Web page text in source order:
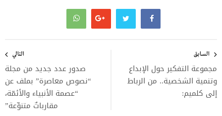
المقالات
السابق
مجموعة التفكير حول الإبداع
وتنمية الشخصية.. من الرباط
إلى كلميم:
التالي
صدور عدد جديد من مجلة
“نصوص معاصرة” بملف عن
“عصمة الأنبياء والأئمّة،
مقارباتٌ متنوِّعة”